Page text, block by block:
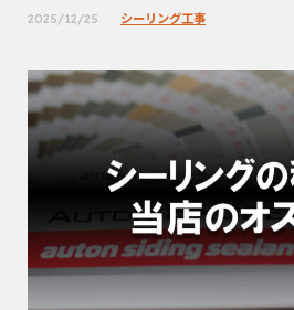
2025/12/25 シーリング工事